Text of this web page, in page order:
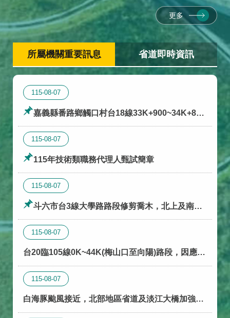
更多
所屬機關重要訊息 省道即時資訊
115-08-07
嘉義縣番路鄉觸口村台18線33K+900~34K+840
路面施工交通管制
115-08-07
115年技術類職務代理人甄試簡章
115-08-07
斗六市台3線大學路路段修剪喬木，北上及南下
兩側內側車道輪流封閉交通管制
115-08-07
台20臨105線0K~44K(梅山口至向陽)路段，因應白
海豚颱風影響，不排除道路封閉
115-08-07
白海豚颱風接近，北部地區省道及淡江大橋加強戒
備 (預警報)